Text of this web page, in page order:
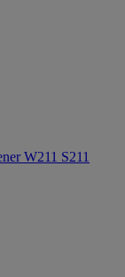
W211 S211